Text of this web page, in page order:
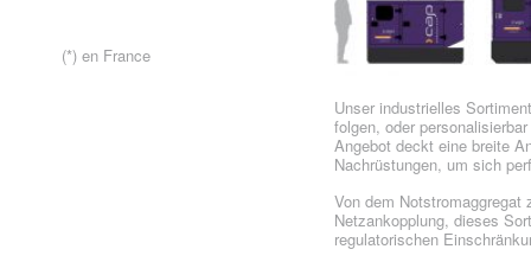
(*) en France
Unser industrielles
folgen, oder
Angebot deckt eine breite
Nachrüstungen, um sich
Von dem
Netzankopplung, dieses
regulatorischen